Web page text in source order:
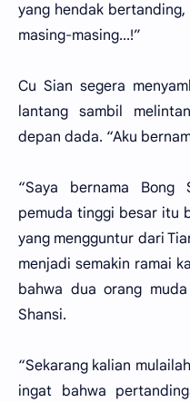
yang hendak
masing-masing...!”
Cu Sian segera
lantang sambil
depan dada. “Aku
“Saya bernama Bong
pemuda tinggi besar itu
yang mengguntur dari
menjadi semakin ramai
bahwa dua orang
Shansi.
“Sekarang kalian
ingat bahwa